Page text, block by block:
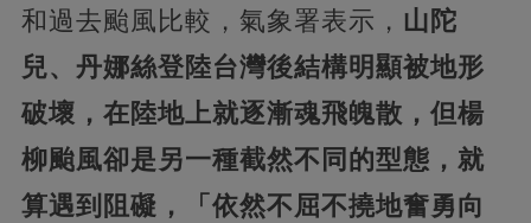
和過去颱風比較，氣象署表示， 山陀
兒、丹娜絲登陸台灣後結構明顯被地形
破壞，在陸地上就逐漸魂飛魄散，但楊
柳颱風卻是另一種截然不同的型態，就
算遇到阻礙，「依然不屈不撓地奮勇向